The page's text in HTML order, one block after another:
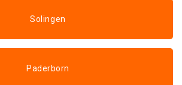
Solingen
Paderborn